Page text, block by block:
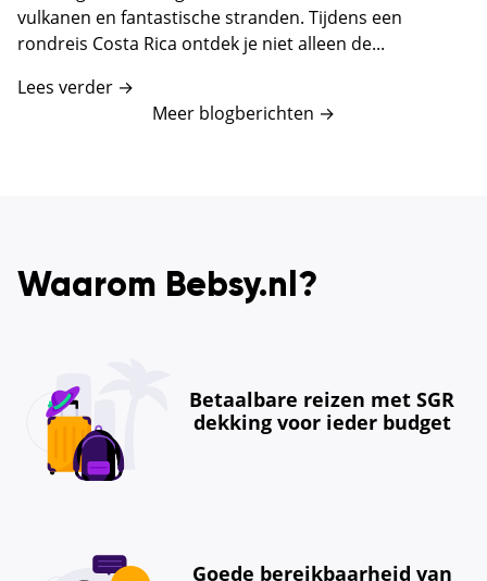
vulkanen en fantastische stranden. Tijdens een
rondreis Costa Rica ontdek je niet alleen de...
Lees verder →
Meer blogberichten →
Waarom Bebsy.nl?
Betaalbare reizen met SGR
dekking voor ieder budget
Goede bereikbaarheid van